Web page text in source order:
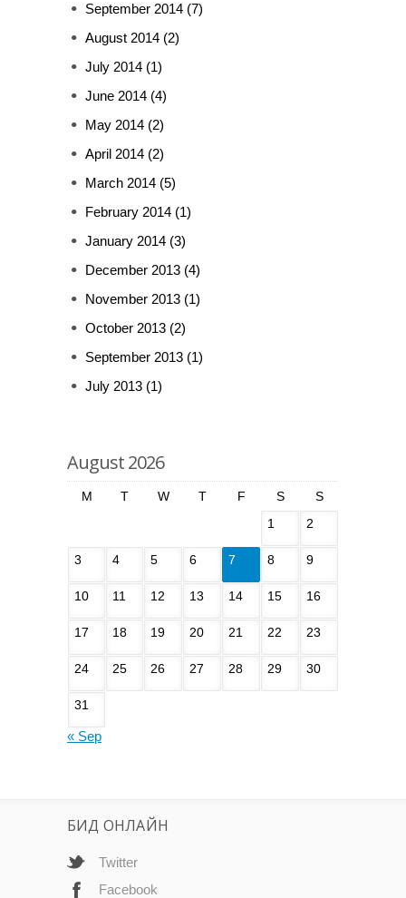
September 2014 (7)
August 2014 (2)
July 2014 (1)
June 2014 (4)
May 2014 (2)
April 2014 (2)
March 2014 (5)
February 2014 (1)
January 2014 (3)
December 2013 (4)
November 2013 (1)
October 2013 (2)
September 2013 (1)
July 2013 (1)
August 2026
M T W T F S
S
1
2
3 4 5 6 7 8 9
10 11 12 13 14 15 16
17 18 19 20 21 22 23
24 25 26 27 28 29 30
31
« Sep
БИД ОНЛАЙН
Twitter
Facebook